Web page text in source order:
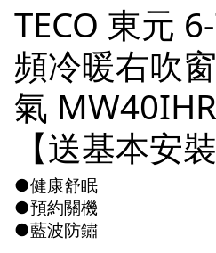
TECO 東元
頻冷暖右吹
氣
【送基本安裝
●健康舒眠
●預約關機
●藍波防鏽